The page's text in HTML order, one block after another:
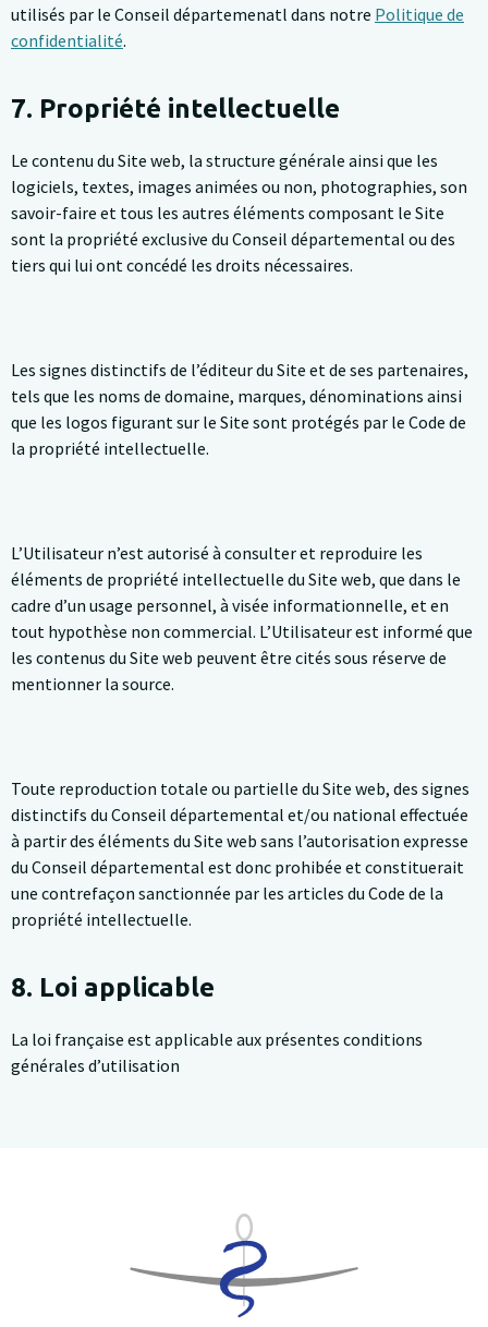
utilisés par le Conseil départemenatl dans notre Politique de
confidentialité.
7. Propriété intellectuelle
Le contenu du Site web, la structure générale ainsi que les
logiciels, textes, images animées ou non, photographies, son
savoir-faire et tous les autres éléments composant le Site
sont la propriété exclusive du Conseil départemental ou des
tiers qui lui ont concédé les droits nécessaires.
Les signes distinctifs de l’éditeur du Site et de ses partenaires,
tels que les noms de domaine, marques, dénominations ainsi
que les logos figurant sur le Site sont protégés par le Code de
la propriété intellectuelle.
L’Utilisateur n’est autorisé à consulter et reproduire les
éléments de propriété intellectuelle du Site web, que dans le
cadre d’un usage personnel, à visée informationnelle, et en
tout hypothèse non commercial. L’Utilisateur est informé que
les contenus du Site web peuvent être cités sous réserve de
mentionner la source.
Toute reproduction totale ou partielle du Site web, des signes
distinctifs du Conseil départemental et/ou national effectuée
à partir des éléments du Site web sans l’autorisation expresse
du Conseil départemental est donc prohibée et constituerait
une contrefaçon sanctionnée par les articles du Code de la
propriété intellectuelle.
8. Loi applicable
La loi française est applicable aux présentes conditions
générales d’utilisation